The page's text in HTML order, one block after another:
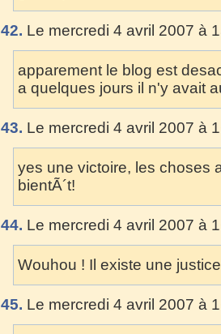
42. Le mercredi 4 avril 2007 à
apparement le blog est
a quelques jours il n'y avait
43. Le mercredi 4 avril 2007 à
yes une victoire, les choses
bientÃ´t!
44. Le mercredi 4 avril 2007 à
Wouhou ! Il existe une
45. Le mercredi 4 avril 2007 à